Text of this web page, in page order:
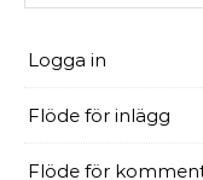
Logga in
Flöde för inlägg
Flöde för